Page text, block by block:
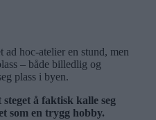
hoc-atelier en stund, men
– både billedlig og
plass i byen.
å faktisk kalle seg
som en trygg hobby.